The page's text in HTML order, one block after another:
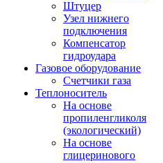
Штуцер
Узел нижнего
подключения
Компенсатор
гидроудара
Газовое оборудование
Счетчики газа
Теплоноситель
На основе
пропиленгликоля
(экологический)
На основе
глицеринового